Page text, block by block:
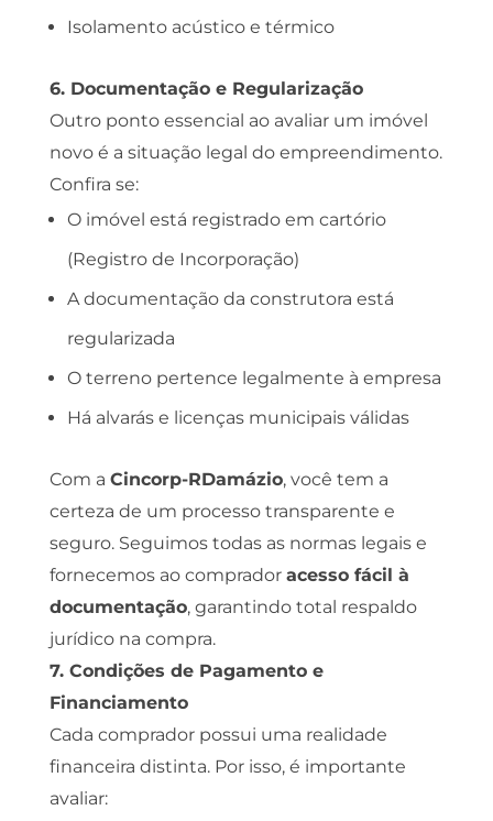
Isolamento acústico e térmico
6. Documentação e Regularização
Outro ponto essencial ao avaliar um imóvel
novo é a situação legal do empreendimento.
Confira se:
O imóvel está registrado em cartório
(Registro de Incorporação)
A documentação da construtora está
regularizada
O terreno pertence legalmente à empresa
Há alvarás e licenças municipais válidas
Com a Cincorp-RDamázio, você tem a
certeza de um processo transparente e
seguro. Seguimos todas as normas legais e
fornecemos ao comprador acesso fácil à
documentação, garantindo total respaldo
jurídico na compra.
7. Condições de Pagamento e
Financiamento
Cada comprador possui uma realidade
financeira distinta. Por isso, é importante
avaliar: